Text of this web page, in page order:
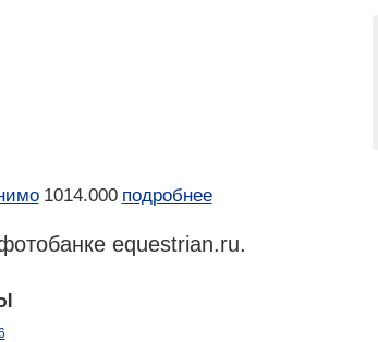
1014.000 подробнее
equestrian.ru.